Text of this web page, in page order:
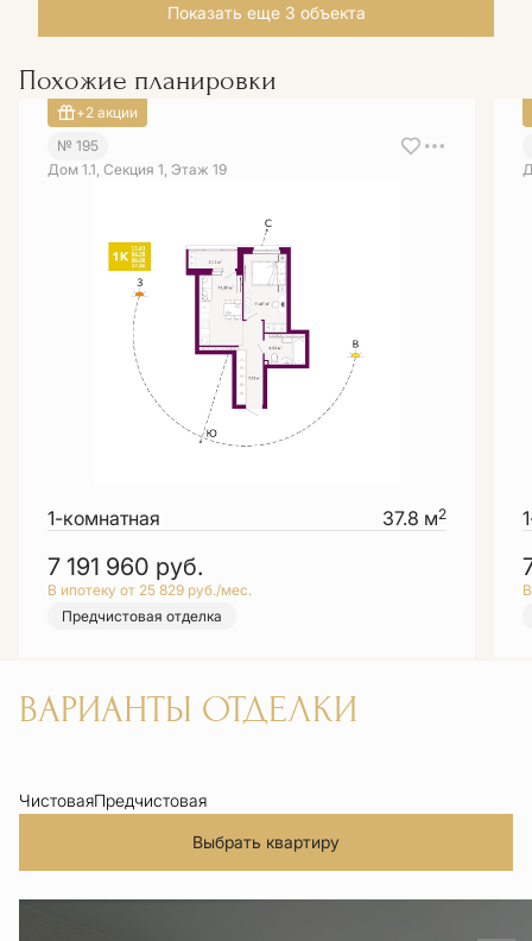
Показать еще 3 объектa
Похожие планировки
+2 акции
№ 195
Дом 1.1, Секция 1, Этаж 19
1-комнатная 37.8 м2
7 191 960 руб.
В ипотеку от 25 829 руб./мес.
Предчистовая отделка
ВАРИАНТЫ ОТДЕЛКИ
ЧистоваяПредчистовая
Выбрать квартиру